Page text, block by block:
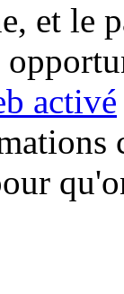
et le
activé